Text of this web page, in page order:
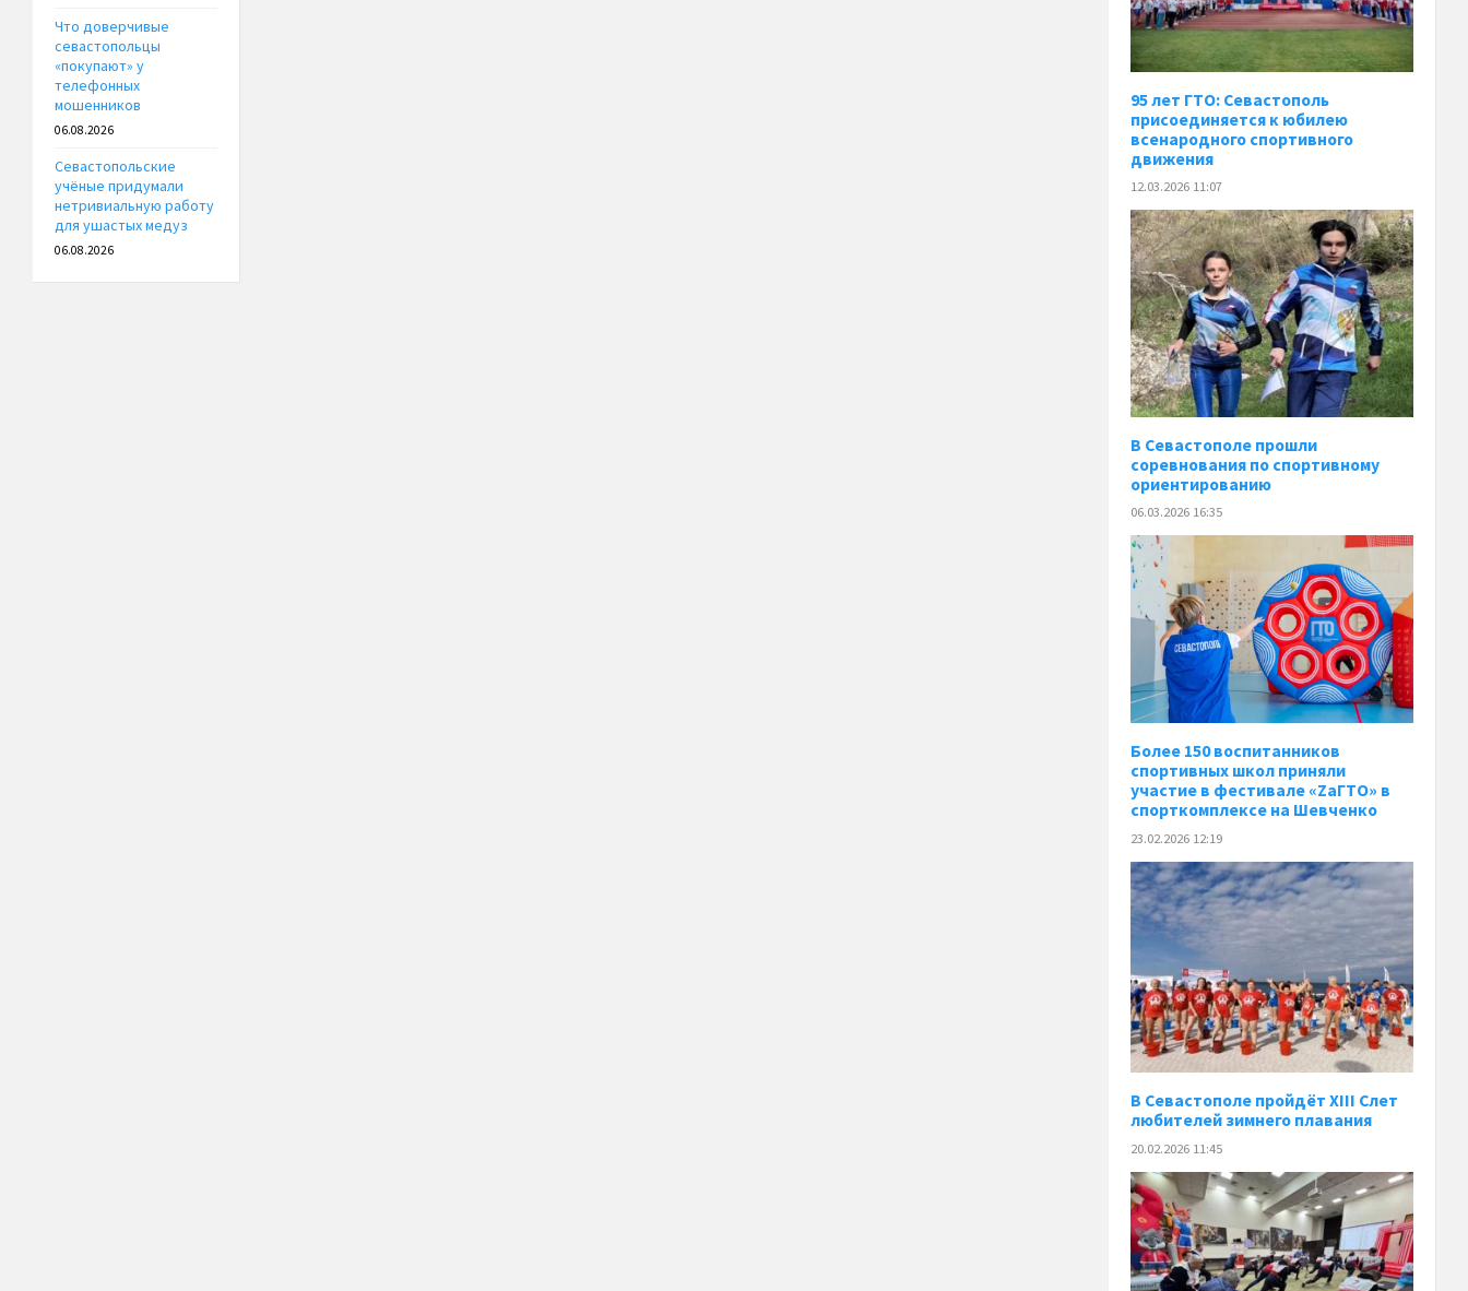
Что доверчивые
севастопольцы
«покупают» у
телефонных
мошенников
06.08.2026
Севастопольские
учёные придумали
нетривиальную работу
для ушастых медуз
06.08.2026
95 лет ГТО: Севастополь
присоединяется к юбилею
всенародного спортивного
движения
12.03.2026 11:07
В Севастополе прошли
соревнования по спортивному
ориентированию
06.03.2026 16:35
Более 150 воспитанников
спортивных школ приняли
участие в фестивале «ZaГТО» в
спорткомплексе на Шевченко
23.02.2026 12:19
В Севастополе пройдёт XIII Слет
любителей зимнего плавания
20.02.2026 11:45